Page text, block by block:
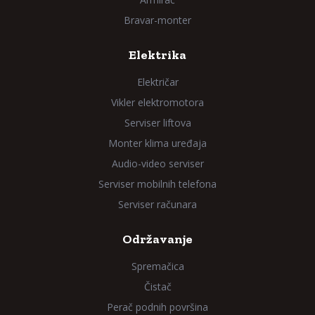
Bravar-monter
Elektrika
Električar
Vikler elektromotora
Serviser liftova
Monter klima uređaja
Audio-video serviser
Serviser mobilnih telefona
Serviser računara
Održavanje
Spremačica
Čistač
Perač podnih površina